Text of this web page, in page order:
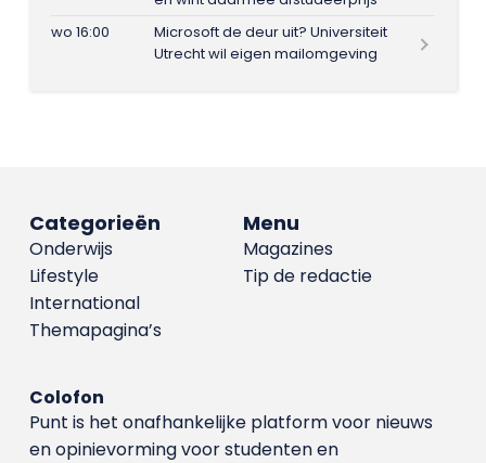
wo 16:00
Microsoft de deur uit? Universiteit
Utrecht wil eigen mailomgeving
Menu
Magazines
Tip de redactie
Categorieën
Onderwijs
Lifestyle
International
Themapagina’s
Colofon
Punt is het onafhankelijke platform voor nieuws
en opinievorming voor studenten en